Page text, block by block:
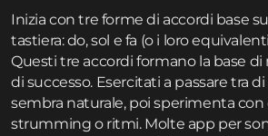
Inizia con tre forme di accordi base
tastiera: do, sol e fa (o i loro
Questi tre accordi formano la base di
di successo. Esercitati a passare tra
sembra naturale, poi sperimenta
strumming o ritmi. Molte app per